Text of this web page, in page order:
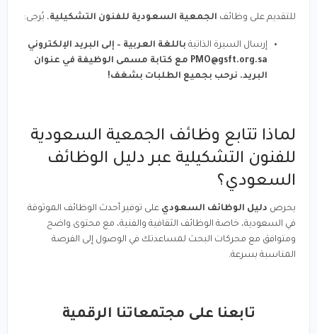
للتقديم على وظائف الجمعية السعودية للفنون التشكيلية، يُرجى:
إرسال السيرة الذاتية باللغة العربية – إلى البريد الإلكتروني
PMO@gsft.org.sa مع كتابة مسمى الوظيفة في عنوان
البريد. نرحب بجميع الطلبات بشغف!
لماذا تتابع وظائف الجمعية السعودية
للفنون التشكيلية عبر دليل الوظائف
السعودي؟
يحرص دليل الوظائف السعودي على توفير أحدث الوظائف الموثوقة
في السعودية، خاصة الوظائف الثقافية والفنية، مع محتوى واضح
ومتوافق مع محركات البحث لمساعدتك في الوصول إلى الفرصة
المناسبة بسرعة.
تابعنا على مجتمعاتنا الرقمية